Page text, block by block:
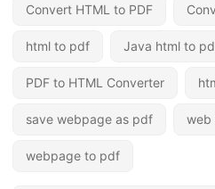
Convert HTML to PDF
html to pdf Java html to
PDF to HTML Converter
save webpage as pdf web
webpage to pdf